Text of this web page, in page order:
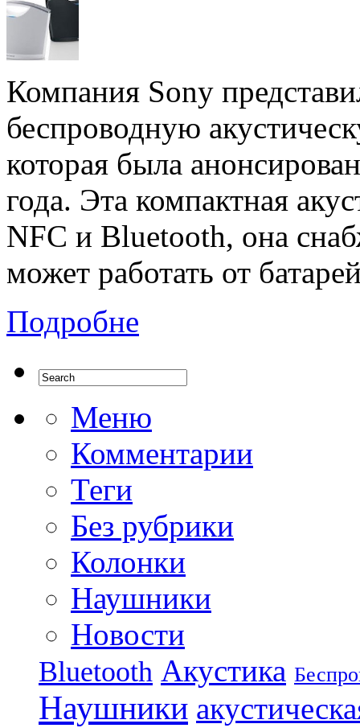
Компания Sony
беспроводную
которая была
года. Эта компактная
NFC и Bluetooth, она
может работать от
Подробне
Меню
Комментарии
Теги
Без рубрики
Колонки
Наушники
Новости
Bluetooth Акустика
Наушники